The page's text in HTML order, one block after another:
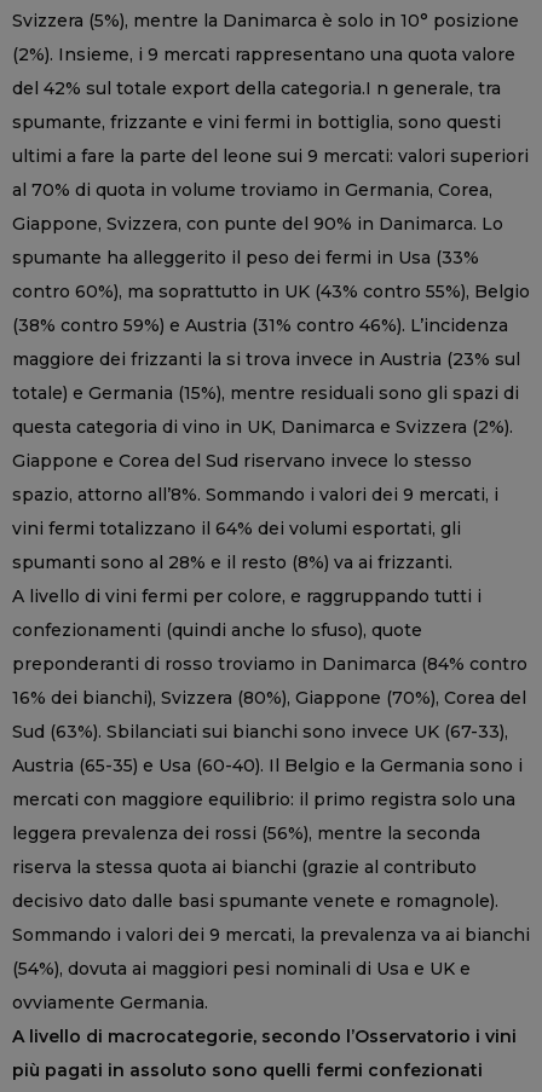
Svizzera (5%), mentre la Danimarca è solo in 10° posizione
(2%). Insieme, i 9 mercati rappresentano una quota valore
del 42% sul totale export della categoria.I n generale, tra
spumante, frizzante e vini fermi in bottiglia, sono questi
ultimi a fare la parte del leone sui 9 mercati: valori superiori
al 70% di quota in volume troviamo in Germania, Corea,
Giappone, Svizzera, con punte del 90% in Danimarca. Lo
spumante ha alleggerito il peso dei fermi in Usa (33%
contro 60%), ma soprattutto in UK (43% contro 55%), Belgio
(38% contro 59%) e Austria (31% contro 46%). L’incidenza
maggiore dei frizzanti la si trova invece in Austria (23% sul
totale) e Germania (15%), mentre residuali sono gli spazi di
questa categoria di vino in UK, Danimarca e Svizzera (2%).
Giappone e Corea del Sud riservano invece lo stesso
spazio, attorno all’8%. Sommando i valori dei 9 mercati, i
vini fermi totalizzano il 64% dei volumi esportati, gli
spumanti sono al 28% e il resto (8%) va ai frizzanti.
A livello di vini fermi per colore, e raggruppando tutti i
confezionamenti (quindi anche lo sfuso), quote
preponderanti di rosso troviamo in Danimarca (84% contro
16% dei bianchi), Svizzera (80%), Giappone (70%), Corea del
Sud (63%). Sbilanciati sui bianchi sono invece UK (67-33),
Austria (65-35) e Usa (60-40). Il Belgio e la Germania sono i
mercati con maggiore equilibrio: il primo registra solo una
leggera prevalenza dei rossi (56%), mentre la seconda
riserva la stessa quota ai bianchi (grazie al contributo
decisivo dato dalle basi spumante venete e romagnole).
Sommando i valori dei 9 mercati, la prevalenza va ai bianchi
(54%), dovuta ai maggiori pesi nominali di Usa e UK e
ovviamente Germania.
A livello di macrocategorie, secondo l’Osservatorio i vini
più pagati in assoluto sono quelli fermi confezionati